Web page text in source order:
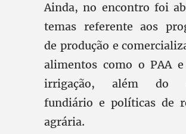
Ainda, no encontro foi
temas referente aos
de produção e
alimentos como o PAA e
irrigação, além do
fundiário e políticas de
agrária.